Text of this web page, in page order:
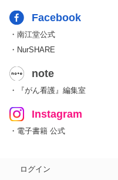
Facebook
・南江堂公式
・NurSHARE
note
・『がん看護』編集室
Instagram
・電子書籍 公式
ログイン